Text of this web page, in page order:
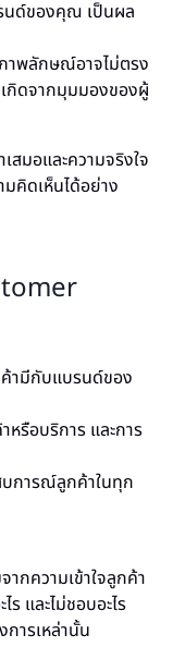
ด์ของคุณ เป็นผล
าพลักษณ์อาจไม่ตรง
กิดจากมุมมองของผู้
มอและความจริงใจ
คิดเห็นได้อย่าง
ามีกับแบรนด์ของ
รือบริการ และการ
บการณ์ลูกค้าในทุก
กความเข้าใจลูกค้า
ร และไม่ชอบอะไร
ารเหล่านั้น